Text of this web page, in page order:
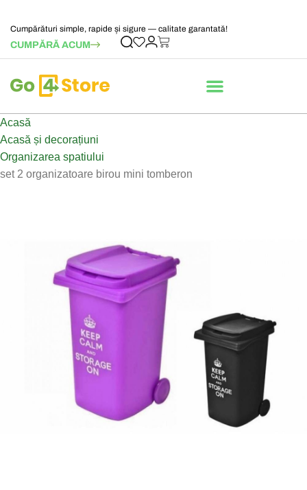
Cumpărături simple, rapide și sigure — calitate garantată!
CUMPĂRĂ ACUM
Acasă
Acasă și decorațiuni
Organizarea spatiului
set 2 organizatoare birou mini tomberon